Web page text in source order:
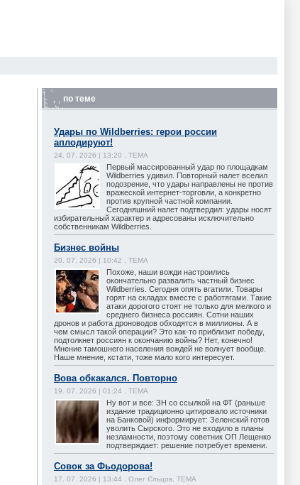
по теме
Удары по Wildberries: герои россии
аплодируют!
24. 07. 2026 | 13:20 , ТЕМА
Первый массированный удар по площадкам
Wildberries удивил. Повторный налет вселил
подозрение, что удары направлены не против
вражеской интернет-торговли, а конкретно
против крупной частной компании.
Сегодняшний налет подтвердил: удары носят
избирательный характер и адресованы исключительно
собственникам Wildberries.
Бизнес войны
20. 07. 2026 | 10:42 , ТЕМА
Похоже, наши вожди настроились
окончательно развалить частный бизнес
Wildberries. Сегодня опять вгатили. Товары
горят на складах вместе с работягами. Такие
атаки дорогого стоят не только для мелкого и
среднего бизнеса россиян. Сотни наших
дронов и работа дроноводов обходятся в миллионы. А в
чем смысл такой операции? Это как-то приблизит победу,
подтолкнет россиян к окончанию войны? Нет, конечно!
Мнение тамошнего населения вождей не волнует вообще.
Наше мнение, кстати, тоже мало кого интересует.
Вова обкакался. Повторно
19. 07. 2026 | 01:24 , ТЕМА
Ну вот и все: ЗН со ссылкой на ФТ (раньше
издание традиционно цитировало источники
на Банковой) информирует: Зеленский готов
уволить Сырского. Это не входило в планы
незламности, поэтому советник ОП Лещенко
подтверждает: решение потребует времени.
Совок за Фьодорова!
17. 07. 2026 | 13:44 , Олег Єльцов, ТЕМА